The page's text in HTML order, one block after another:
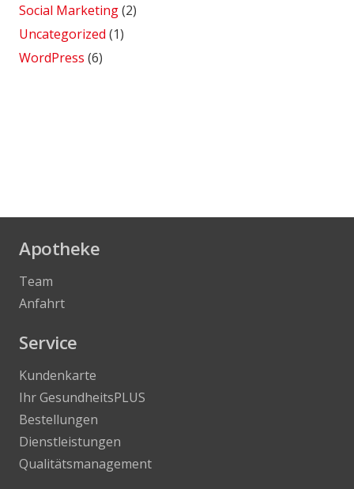
Social Marketing(2)
Uncategorized (1)
WordPress (6)
Apotheke
Team
Anfahrt
Service
Kundenkarte
Ihr GesundheitsPLUS
Bestellungen
Dienstleistungen
Qualitätsmanagement